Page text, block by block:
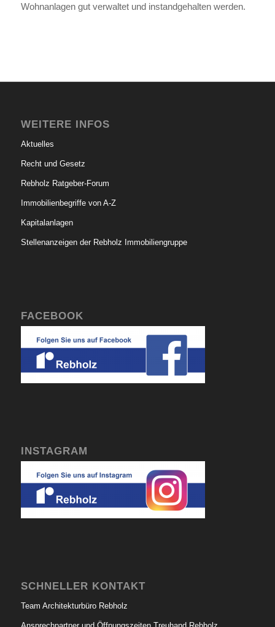
Wohnanlagen gut verwaltet und instandgehalten werden.
WEITERE INFOS
Aktuelles
Recht und Gesetz
Rebholz Ratgeber-Forum
Immobilienbegriffe von A-Z
Kapitalanlagen
Stellenanzeigen der Rebholz Immobiliengruppe
FACEBOOK
INSTAGRAM
SCHNELLER KONTAKT
Team Architekturbüro Rebholz